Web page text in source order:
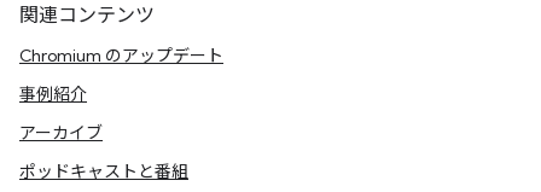
関連コンテンツ
Chromium のアップデート
事例紹介
アーカイブ
ポッドキャストと番組